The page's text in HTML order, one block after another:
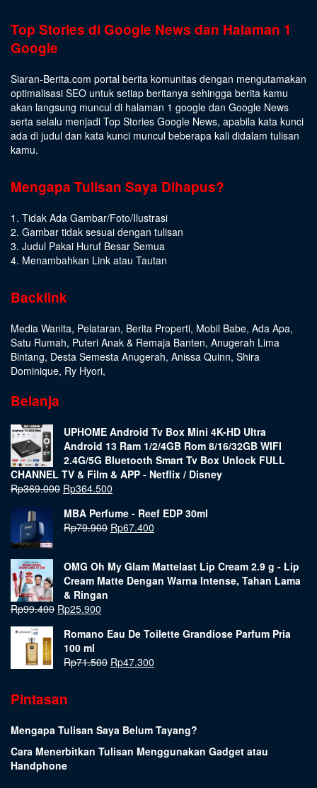
Top Stories di Google News dan Halaman 1
Google
Siaran-Berita.com portal berita komunitas dengan mengutamakan
optimalisasi SEO untuk setiap beritanya sehingga berita kamu
akan langsung muncul di halaman 1 google dan Google News
serta selalu menjadi Top Stories Google News, apabila kata kunci
ada di judul dan kata kunci muncul beberapa kali didalam tulisan
kamu.
Mengapa Tulisan Saya Dihapus?
1. Tidak Ada Gambar/Foto/Ilustrasi
2. Gambar tidak sesuai dengan tulisan
3. Judul Pakai Huruf Besar Semua
4. Menambahkan Link atau Tautan
Backlink
Media Wanita, Pelataran, Berita Properti, Mobil Babe, Ada Apa,
Satu Rumah, Puteri Anak & Remaja Banten, Anugerah Lima
Bintang, Desta Semesta Anugerah, Anissa Quinn, Shira
Dominique, Ry Hyori,
Belanja
UPHOME Android Tv Box Mini 4K-HD Ultra
Android 13 Ram 1/2/4GB Rom 8/16/32GB WIFI
2.4G/5G Bluetooth Smart Tv Box Unlock FULL
CHANNEL TV & Film & APP - Netflix / Disney
Rp369.000 Rp364.500
MBA Perfume - Reef EDP 30ml
Rp79.900 Rp67.400
OMG Oh My Glam Mattelast Lip Cream 2.9 g - Lip
Cream Matte Dengan Warna Intense, Tahan Lama
& Ringan
Rp99.400 Rp25.900
Romano Eau De Toilette Grandiose Parfum Pria
100 ml
Rp71.500 Rp47.300
Pintasan
Mengapa Tulisan Saya Belum Tayang?
Cara Menerbitkan Tulisan Menggunakan Gadget atau
Handphone